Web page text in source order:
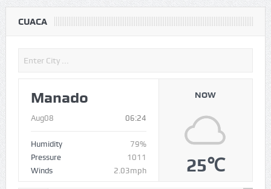
CUACA
Manado
Aug08 06:24
Humidity
79%
Pressure
1011
Winds
2.03mph
NOW
25℃